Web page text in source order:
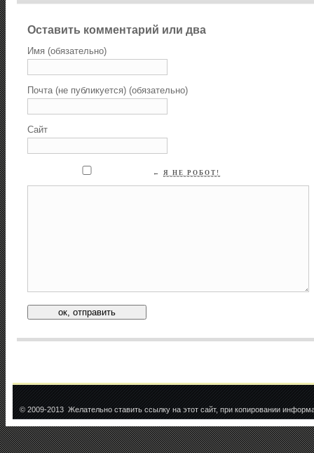
Оставить комментарий или два
Имя (обязательно)
Почта (не публикуется) (обязательно)
Сайт
← Я НЕ РОБОТ!
© 2009-2013 Желательно ставить ссылку на этот сайт, при копировании